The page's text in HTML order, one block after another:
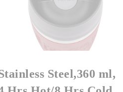
Steel,360 ml,